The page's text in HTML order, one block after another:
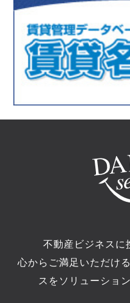
不動産ビジネスに
心からご満足いただけ
スをソリューショ